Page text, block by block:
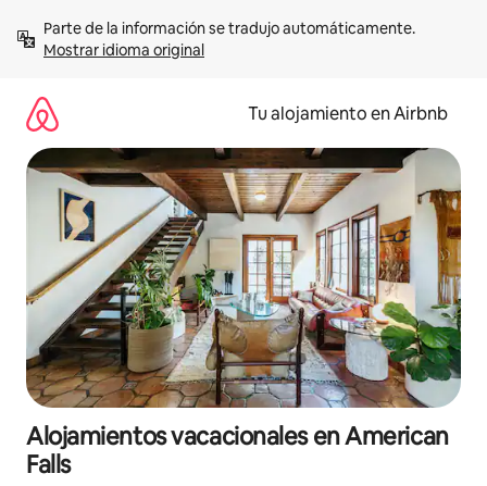
contenidoMostrar idioma original
Tu alojamiento en Airbnb
Alojamientos vacacionales en American
Falls